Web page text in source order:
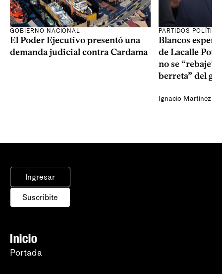
GOBIERNO NACIONAL
El Poder Ejecutivo presentó una
demanda judicial contra Cardama
PARTIDOS
Blancos
de Lacalle Pou
no se “rebaje”
berreta” del
Ignacio Martínez
Ingresar
Suscribite
Inicio
Portada